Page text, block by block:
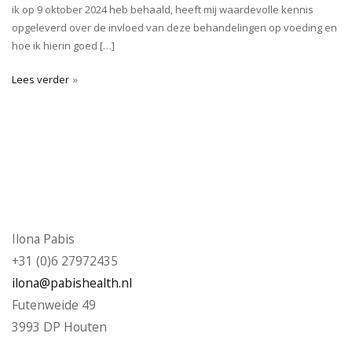
ik op 9 oktober 2024 heb behaald, heeft mij waardevolle kennis
opgeleverd over de invloed van deze behandelingen op voeding en
hoe ik hierin goed […]
Lees verder
Ilona Pabis
+31 (0)6 27972435
ilona@pabishealth.nl
Futenweide 49
3993 DP Houten